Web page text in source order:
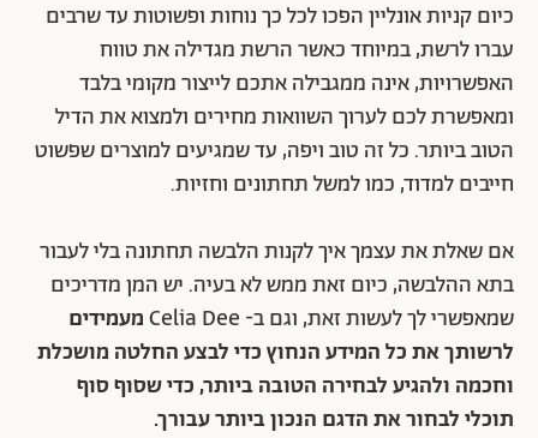
כיום קניות אונליין הפכו לכל כך נוחות ופשוטות עד שרבים
עברו לרשת, במיוחד כאשר הרשת מגדילה את טווח
האפשרויות, אינה ממגבילה אתכם לייצור מקומי בלבד
ומאפשרת לכם לערוך השוואות מחירים ולמצוא את הדיל
הטוב ביותר. כל זה טוב ויפה, עד שמגיעים למוצרים שפשוט
חייבים למדוד, כמו למשל תחתונים וחזיות.
אם שאלת את עצמך איך לקנות הלבשה תחתונה בלי לעבור
בתא ההלבשה, כיום זאת ממש לא בעיה. יש המן מדריכים
שמאפשרי לך לעשות זאת, וגם ב- Celia Dee
מעמידים
לרשותך את כל המידע הנחוץ כדי לבצע החלטה מושכלת
וחכמה ולהגיע לבחירה הטובה ביותר, כדי שסוף סוף
תוכלי לבחור את הדגם הנכון ביותר עבורך.